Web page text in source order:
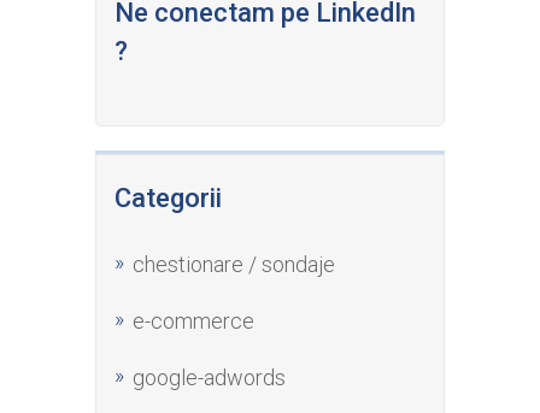
Ne conectam pe LinkedIn
?
Categorii
chestionare / sondaje
e-commerce
google-adwords